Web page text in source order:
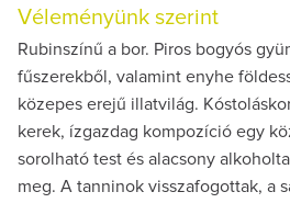
Véleményünk szerint
Rubinszínű a bor. Piros bogyós
fűszerekből, valamint enyhe
közepes erejű illatvilág.
kerek, ízgazdag kompozíció egy
sorolható test és alacsony
meg. A tanninok visszafogottak, a